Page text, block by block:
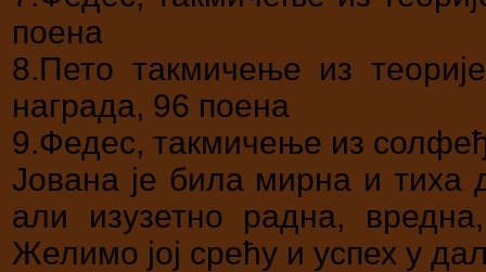
поена
8.Пето такмичење из
награда, 96 поена
9.Федес, такмичење из
Јована је била мирна и тиха
али изузетно радна,
Желимо јој срећу и успех у